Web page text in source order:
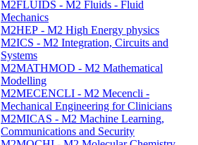
M2FLUIDS - M2 Fluids - Fluid
Mechanics
M2HEP - M2 High Energy physics
M2ICS - M2 Integration, Circuits and
Systems
M2MATHMOD - M2 Mathematical
Modelling
M2MECENCLI - M2 Mecencli -
Mechanical Engineering for Clinicians
M2MICAS - M2 Machine Learning,
Communications and Security